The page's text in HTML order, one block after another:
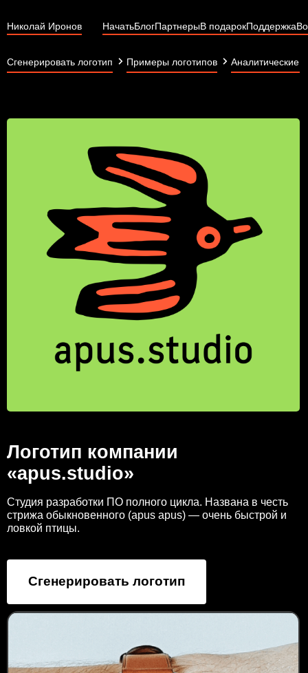
Николай Иронов НачатьБлогПартнерыВ подарокПоддержка
Сгенерировать логотип Примеры логотипов Аналитические
Логотип компании
«apus.studio»
Студия разработки ПО полного цикла. Названа в честь
стрижа обыкновенного (apus apus) — очень быстрой и
ловкой птицы.
Сгенерировать логотип